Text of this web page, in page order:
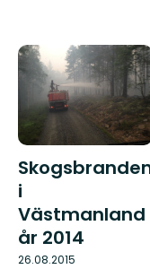
i
Västmanland
år 2014
26.08.2015